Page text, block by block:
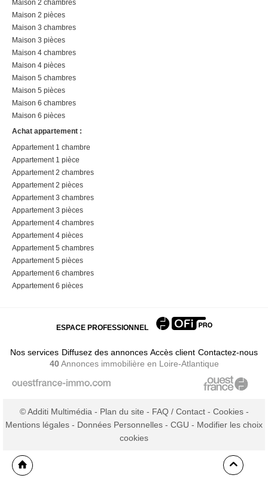
Maison 2 chambres
Maison 2 pièces
Maison 3 chambres
Maison 3 pièces
Maison 4 chambres
Maison 4 pièces
Maison 5 chambres
Maison 5 pièces
Maison 6 chambres
Maison 6 pièces
Achat appartement :
Appartement 1 chambre
Appartement 1 pièce
Appartement 2 chambres
Appartement 2 pièces
Appartement 3 chambres
Appartement 3 pièces
Appartement 4 chambres
Appartement 4 pièces
Appartement 5 chambres
Appartement 5 pièces
Appartement 6 chambres
Appartement 6 pièces
ESPACE PROFESSIONNEL
Nos services Diffusez des annonces Accès client Contactez-nous
40Annonces immobilière en Loire-Atlantique
© Additi Multimédia - Plan du site - FAQ / Contact- Cookies-
Mentions légales - Données Personnelles - CGU - Modifier les choix
cookies